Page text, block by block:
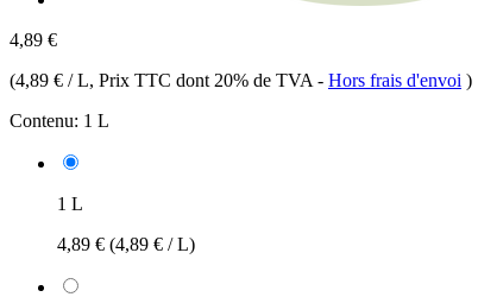
4,89 €
(4,89 € / L, Prix TTC dont 20% de TVA - Hors frais d'envoi )
Contenu: 1 L
1 L
4,89 € (4,89 € / L)